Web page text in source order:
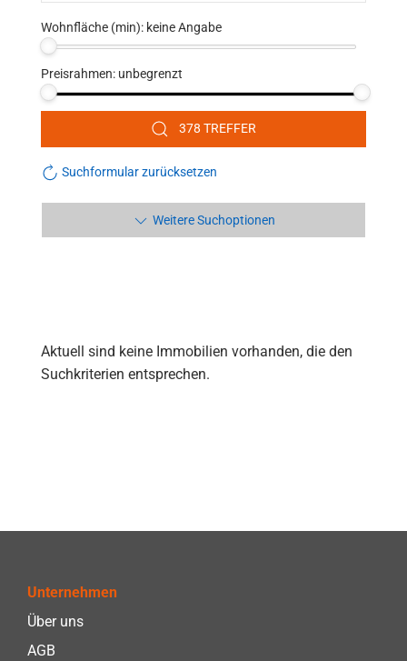
Wohnfläche (min): keine Angabe
Preisrahmen: unbegrenzt
378 TREFFER
Suchformular zurücksetzen
Weitere Suchoptionen
Aktuell sind keine Immobilien vorhanden, die den
Suchkriterien entsprechen.
Unternehmen
Über uns
AGB